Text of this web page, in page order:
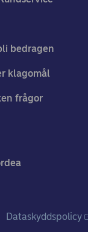
bedragen
klagomål
frågor
Dataskyddspolicy